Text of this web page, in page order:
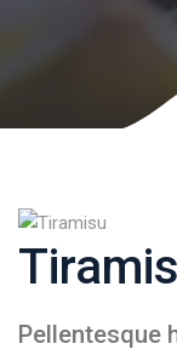
Pellentesque